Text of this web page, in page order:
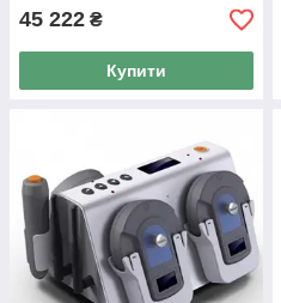
45 222 ₴
Купити